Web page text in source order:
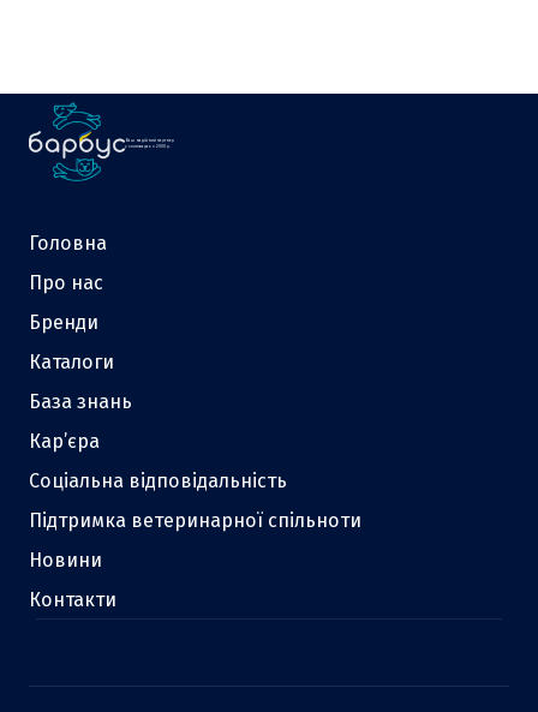
Ваш надійний партнер
у зоотоварах з 2000 р.
Головна
Про нас
Бренди
Каталоги
База знань
Кар’єра
Соціальна відповідальність
Підтримка ветеринарної спільноти
Новини
Контакти